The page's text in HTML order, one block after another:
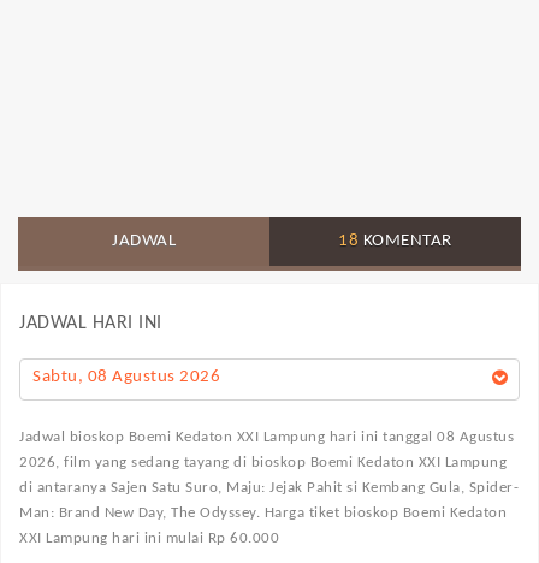
JADWAL 18 KOMENTAR
JADWAL HARI INI
Sabtu, 08 Agustus 2026
Jadwal bioskop Boemi Kedaton XXI Lampung hari ini tanggal 08 Agustus
2026, film yang sedang tayang di bioskop Boemi Kedaton XXI Lampung
di antaranya Sajen Satu Suro, Maju: Jejak Pahit si Kembang Gula, Spider-
Man: Brand New Day, The Odyssey. Harga tiket bioskop Boemi Kedaton
XXI Lampung hari ini mulai Rp 60.000